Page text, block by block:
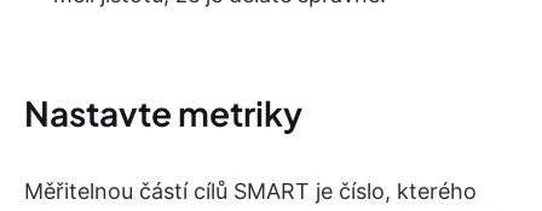
Nastavte metriky
Měřitelnou částí cílů SMART je číslo, kterého